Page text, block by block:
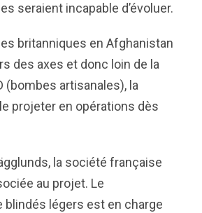
seraient incapable d’évoluer.
britanniques en Afghanistan
des axes et donc loin de la
(bombes artisanales), la
projeter en opérations dès
la société française
au projet. Le
légers est en charge